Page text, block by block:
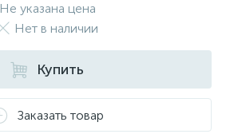
Не указана цена
Нет в наличии
Купить
Заказать товар